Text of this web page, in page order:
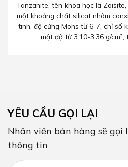
Tanzanite, tên khoa học là
một khoáng chất silicat nhôm
tinh, độ cứng Mohs từ 6-7, chỉ số
mật độ từ 3.10-3.36 g/cm³,
YÊU CẦU GỌI LẠI
Nhân viên bán hàng sẽ gọi
thông tin